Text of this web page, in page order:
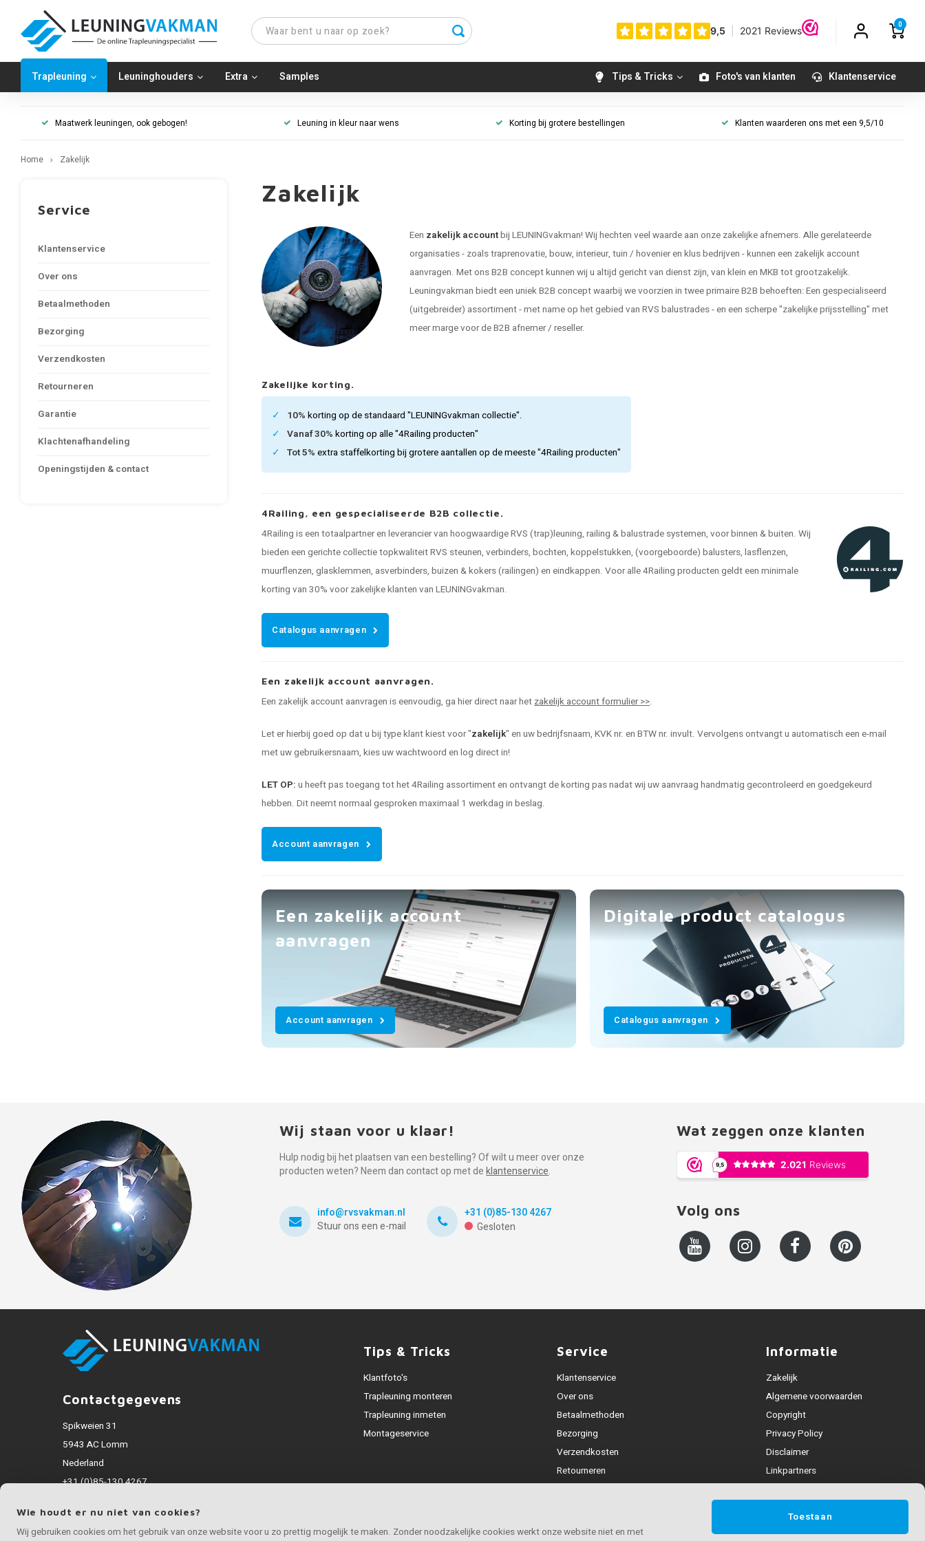
0
Trapleuning Leuninghouders Extra Samples Tips & Tricks Foto's van klanten Klantenservice
Maatwerk leuningen, ook gebogen! Leuning in kleur naar wens Korting bij grotere bestellingen Klanten waarderen ons met een 9,5/10
Home Zakelijk
Service
Klantenservice
Over ons
Betaalmethoden
Bezorging
Verzendkosten
Retourneren
Garantie
Klachtenafhandeling
Openingstijden & contact
Zakelijk
Een zakelijk accountbij LEUNINGvakman! Wij hechten veel waarde aan onze zakelijke afnemers. Alle gerelateerde
organisaties - zoals traprenovatie, bouw, interieur, tuin / hovenier en klus bedrijven - kunnen een zakelijk account
aanvragen. Met ons B2B concept kunnen wij u altijd gericht van dienst zijn, van klein en MKB tot grootzakelijk.
Leuningvakman biedt een uniek B2B concept waarbij we voorzien in twee primaire B2B behoeften: Een gespecialiseerd
(uitgebreider) assortiment - met name op het gebied van RVS balustrades - en een scherpe "zakelijke prijsstelling" met
meer marge voor de B2B afnemer / reseller.
Zakelijke korting.
10% korting op de standaard "LEUNINGvakman collectie".
Vanaf 30% korting op alle "4Railing producten"
Tot 5% extra staffelkorting bij grotere aantallen op de meeste "4Railing producten"
4Railing, een gespecialiseerde B2B collectie.
4Railing is een totaalpartner en leverancier van hoogwaardige RVS (trap)leuning, railing & balustrade systemen, voor binnen & buiten. Wij
bieden een gerichte collectie topkwaliteit RVS steunen, verbinders, bochten, koppelstukken, (voorgeboorde) balusters, lasflenzen,
muurflenzen, glasklemmen, asverbinders, buizen & kokers (railingen) en eindkappen. Voor alle 4Railing producten geldt een minimale
korting van 30% voor zakelijke klanten van LEUNINGvakman.
Catalogus aanvragen
Een zakelijk account aanvragen.
Een zakelijk account aanvragen is eenvoudig, ga hier direct naar hetzakelijk account formulier >>.
Let er hierbij goed op dat u bij type klant kiest voor "zakelijk" en uw bedrijfsnaam, KVK nr. en BTW nr. invult. Vervolgens ontvangt u automatisch een e-mail
met uw gebruikersnaam, kies uw wachtwoord en log direct in!
LET OP: u heeft pas toegang tot het 4Railing assortiment en ontvangt de korting pas nadat wij uw aanvraag handmatig gecontroleerd en goedgekeurd
hebben. Dit neemt normaal gesproken maximaal 1 werkdag in beslag.
Account aanvragen
Een zakelijk account
aanvragen
Account aanvragen
Digitale product catalogus
Catalogus aanvragen
Wij staan voor u klaar!
Hulp nodig bij het plaatsen van een bestelling? Of wilt u meer over onze
producten weten? Neem dan contact op met deklantenservice.
info@rvsvakman.nl
Stuur ons een e-mail
+31 (0)85-130 4267
Gesloten
Wat zeggen onze klanten
Volg ons
Contactgegevens
Spikweien 31
5943 AC Lomm
Nederland
+31 (0)85-130 4267
Alle bedragen zijn incl. BTW
Tips & Tricks
Klantfoto's
Trapleuning monteren
Trapleuning inmeten
Montageservice
Service
Klantenservice
Over ons
Betaalmethoden
Bezorging
Verzendkosten
Retourneren
Openingstijden & contact
Informatie
Zakelijk
Algemene voorwaarden
Copyright
Privacy Policy
Disclaimer
Linkpartners
Wie houdt er nu niet van cookies?
Wij gebruiken cookies om het gebruik van onze website voor u zo prettig mogelijk te maken. Zonder noodzakelijke cookies werkt onze website niet en met
Toestaan